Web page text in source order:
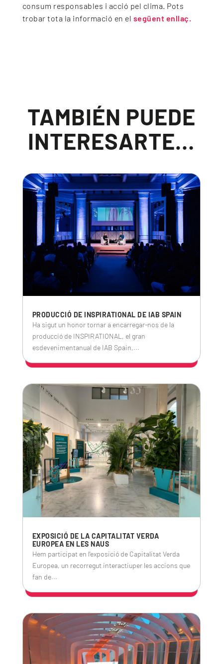
consum responsables i acció pel clima. Pots
trobar tota la informació en el següent enllaç.
TAMBIÉN PUEDE
INTERESARTE…
PRODUCCIÓ DE INSPIRATIONAL DE IAB SPAIN
Ha sigut un honor tornar a encarregar-nos de la
producció de INSPIRATIONAL, el gran
esdevenimentanual de IAB Spain,...
EXPOSICIÓ DE LA CAPITALITAT VERDA
EUROPEA EN LES NAUS
Hem participat en l'exposició de Capitalitat Verda
Europea, un recorregut interactiuper les accions que
fan de...